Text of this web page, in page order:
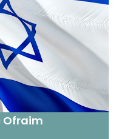
Ofraim